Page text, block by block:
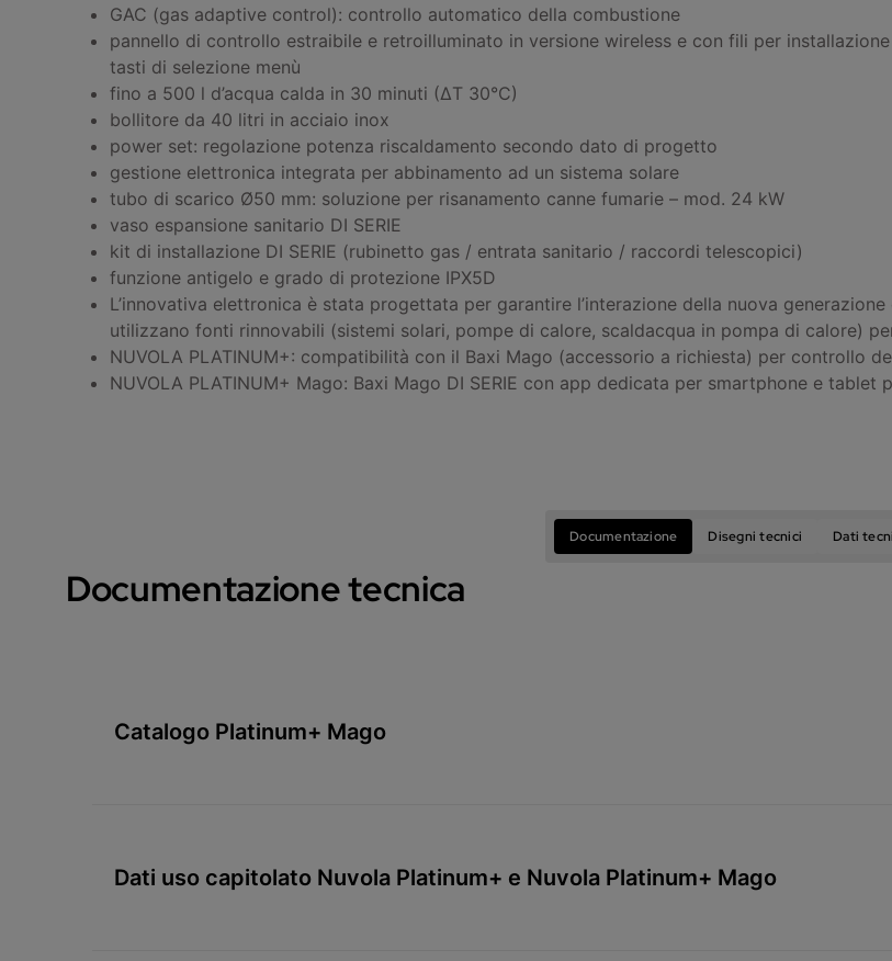
GAC (gas adaptive control): controllo automatico della combustione
pannello di controllo estraibile e retroilluminato in versione wireless e con fili per
tasti di selezione menù
fino a 500 l d’acqua calda in 30 minuti (∆T 30°C)
bollitore da 40 litri in acciaio inox
power set: regolazione potenza riscaldamento secondo dato di progetto
gestione elettronica integrata per abbinamento ad un sistema solare
tubo di scarico Ø50 mm: soluzione per risanamento canne fumarie – mod. 24 kW
vaso espansione sanitario DI SERIE
kit di installazione DI SERIE (rubinetto gas / entrata sanitario / raccordi telescopici)
funzione antigelo e grado di protezione IPX5D
L’innovativa elettronica è stata progettata per garantire l’interazione della nuova
utilizzano fonti rinnovabili (sistemi solari, pompe di calore, scaldacqua in pompa di calore)
NUVOLA PLATINUM+: compatibilità con il Baxi Mago (accessorio a richiesta) per controllo
NUVOLA PLATINUM+ Mago: Baxi Mago DI SERIE con app dedicata per smartphone e
Documentazione Disegni tecnici Dati
Documentazione tecnica
Catalogo Platinum+ Mago
Dati uso capitolato Nuvola Platinum+ e Nuvola Platinum+ Mago